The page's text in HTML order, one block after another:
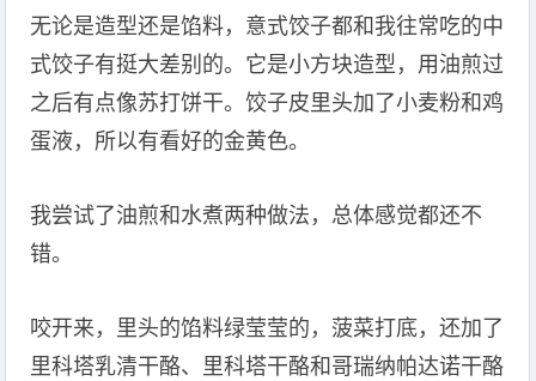
无论是造型还是馅料，意式饺子都和我往常吃的中
式饺子有挺大差别的。它是小方块造型，用油煎过
之后有点像苏打饼干。饺子皮里头加了小麦粉和鸡
蛋液，所以有看好的金黄色。
我尝试了油煎和水煮两种做法，总体感觉都还不
错。
咬开来，里头的馅料绿莹莹的，菠菜打底，还加了
里科塔乳清干酪、里科塔干酪和哥瑞纳帕达诺干酪